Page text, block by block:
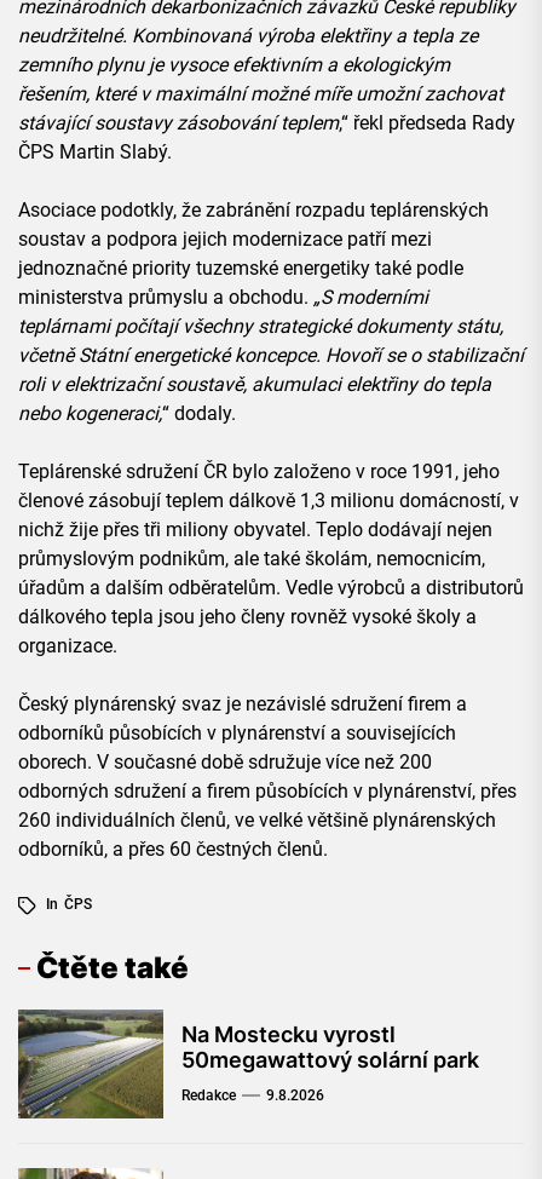
mezinárodních dekarbonizačních závazků České republiky
neudržitelné. Kombinovaná výroba elektřiny a tepla ze
zemního plynu je vysoce efektivním a ekologickým
řešením, které v maximální možné míře umožní zachovat
stávající soustavy zásobování teplem,“ řekl předseda Rady
ČPS Martin Slabý.
Asociace podotkly, že zabránění rozpadu teplárenských
soustav a podpora jejich modernizace patří mezi
jednoznačné priority tuzemské energetiky také podle
ministerstva průmyslu a obchodu. „S moderními
teplárnami počítají všechny strategické dokumenty státu,
včetně Státní energetické koncepce. Hovoří se o stabilizační
roli v elektrizační soustavě, akumulaci elektřiny do tepla
nebo kogeneraci,“ dodaly.
Teplárenské sdružení ČR bylo založeno v roce 1991, jeho
členové zásobují teplem dálkově 1,3 milionu domácností, v
nichž žije přes tři miliony obyvatel. Teplo dodávají nejen
průmyslovým podnikům, ale také školám, nemocnicím,
úřadům a dalším odběratelům. Vedle výrobců a distributorů
dálkového tepla jsou jeho členy rovněž vysoké školy a
organizace.
Český plynárenský svaz je nezávislé sdružení firem a
odborníků působících v plynárenství a souvisejících
oborech. V současné době sdružuje více než 200
odborných sdružení a firem působících v plynárenství, přes
260 individuálních členů, ve velké většině plynárenských
odborníků, a přes 60 čestných členů.
In ČPS
Čtěte také
Na Mostecku vyrostl
50megawattový solární park
Redakce 9.8.2026